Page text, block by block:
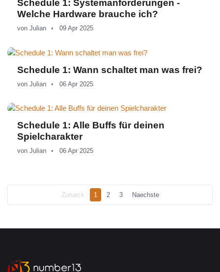
Schedule 1: Systemanforderungen -
Welche Hardware brauche ich?
von Julian 09 Apr 2025
Schedule 1: Wann schaltet man was frei?
von Julian 06 Apr 2025
Schedule 1: Alle Buffs für deinen
Spielcharakter
von Julian 06 Apr 2025
Zurueck 1 2 3 Naechste